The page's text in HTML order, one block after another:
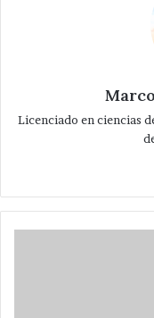
Licenciado en ciencias